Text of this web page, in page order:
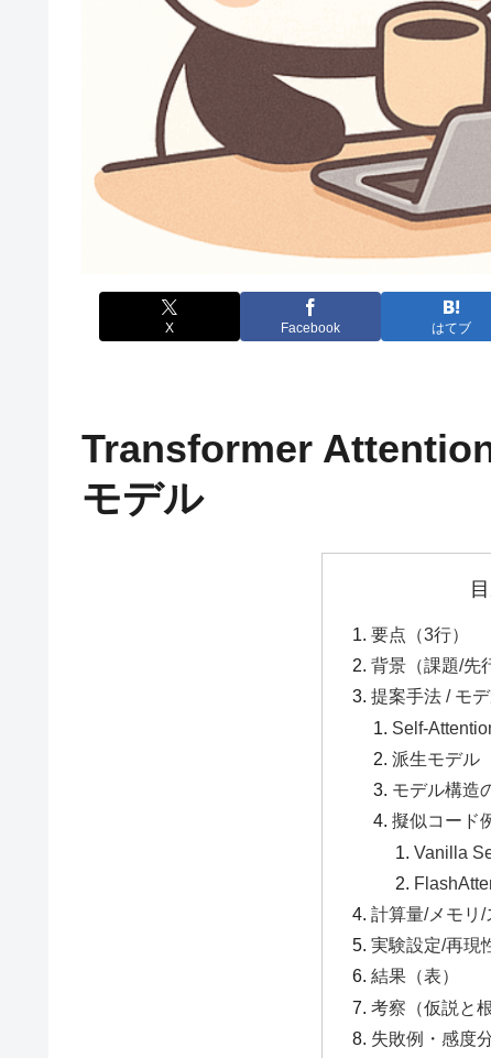
X Facebook はてブ
Transformer
モデル
要点（3行）
背景（課題/先
提案手法 / モ
Self-
派生モデル
モデル構造
擬似コード
Vanilla
計算量/メモリ
実験設定/再現
結果（表）
考察（仮説と
失敗例・感度